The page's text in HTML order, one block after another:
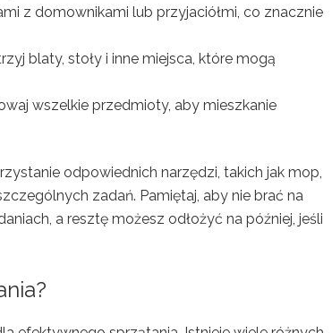
z domownikami lub przyjaciółmi, co znacznie
blaty, stoły i inne miejsca, które mogą
wszelkie przedmioty, aby mieszkanie
odpowiednich narzędzi, takich jak mop,
zadań. Pamiętaj, aby nie brać na
a resztę możesz odłożyć na później, jeśli